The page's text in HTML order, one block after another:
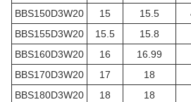
BBS150D3W20
15 15.5
BBS155D3W20
15.5 15.8
BBS160D3W20
16 16.99
BBS170D3W20
17 18
BBS180D3W20
18 18